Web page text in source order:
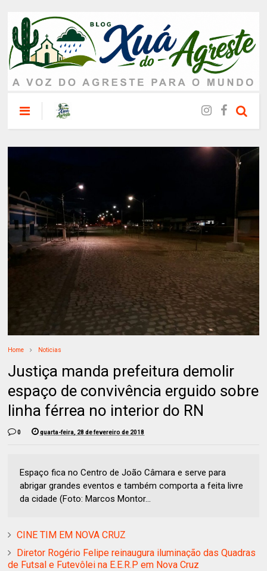
Home Noticias
Justiça manda prefeitura demolir
espaço de convivência erguido sobre
linha férrea no interior do RN
0 quarta-feira, 28 de fevereiro de 2018
Espaço fica no Centro de João Câmara e serve para
abrigar grandes eventos e também comporta a feita livre
da cidade (Foto: Marcos Montor...
CINE TIM EM NOVA CRUZ
Diretor Rogério Felipe reinaugura iluminação das Quadras
de Futsal e Futevôlei na E.E.R.P em Nova Cruz